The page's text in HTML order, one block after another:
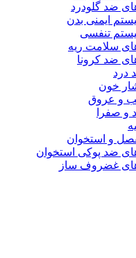
ضد گلودرد
ایمنی بدن
تنفسی
سلامت ریه
ضد کرونا
درد
خون
و عروق
و صفرا
و استخوان
ضد پوکی استخوان
غضروف ساز